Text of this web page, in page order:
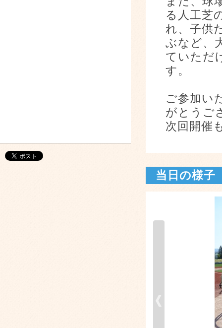
る人工芝
れ、子供
ぶなど、
ていただ
す。
ご参加い
がとうご
次回開催
当日の様子